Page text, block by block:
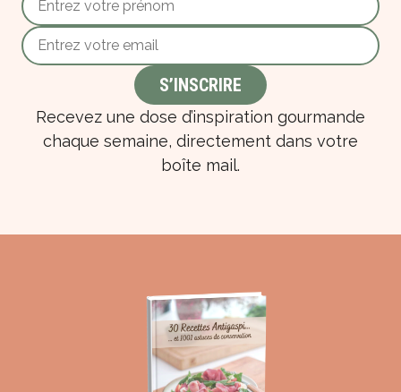
Recevez une dose d’inspiration gourmande
chaque semaine, directement dans votre
boîte mail.